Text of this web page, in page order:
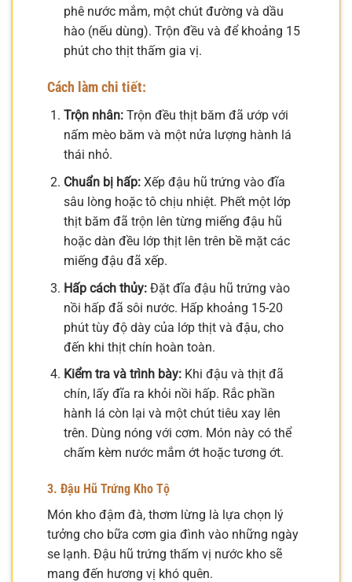
phê nước mắm, một chút đường và dầu
hào (nếu dùng). Trộn đều và để khoảng 15
phút cho thịt thấm gia vị.
Cách làm chi tiết:
Trộn nhân:Trộn đều thịt băm đã ướp với
nấm mèo băm và một nửa lượng hành lá
thái nhỏ.
Chuẩn bị hấp:Xếp đậu hũ trứng vào đĩa
sâu lòng hoặc tô chịu nhiệt. Phết một lớp
thịt băm đã trộn lên từng miếng đậu hũ
hoặc dàn đều lớp thịt lên trên bề mặt các
miếng đậu đã xếp.
Hấp cách thủy:Đặt đĩa đậu hũ trứng vào
nồi hấp đã sôi nước. Hấp khoảng 15-20
phút tùy độ dày của lớp thịt và đậu, cho
đến khi thịt chín hoàn toàn.
Kiểm tra và trình bày:Khi đậu và thịt đã
chín, lấy đĩa ra khỏi nồi hấp. Rắc phần
hành lá còn lại và một chút tiêu xay lên
trên. Dùng nóng với cơm. Món này có thể
chấm kèm nước mắm ớt hoặc tương ớt.
3. Đậu Hũ Trứng Kho Tộ
Món kho đậm đà, thơm lừng là lựa chọn lý
tưởng cho bữa cơm gia đình vào những ngày
se lạnh. Đậu hũ trứng thấm vị nước kho sẽ
mang đến hương vị khó quên.